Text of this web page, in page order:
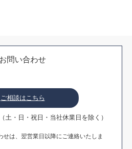
お問い合わせ
ご相談はこちら
土・日・祝日・当社休業日を除く）
は、翌営業日以降にご連絡いたしま